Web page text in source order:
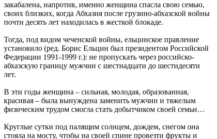
закабалена, напротив, именно женщина спасла свою семью,
своих близких, когда Абхазия после грузино-абхазской войны
почти десять лет находилась в жесткой блокаде.
Тогда, под видом чеченской войны, ельцинское правление
установило (ред. Борис Ельцин был президентом Российской
Федерации 1991-1999 г.): не пропускать через российско-
абхазскую границу мужчин с шестнадцати до шестидесяти
лет.
В эти годы женщина – сильная, молодая, образованная,
красивая – была вынуждена заменить мужчин и тяжелым
физическим трудом смогла стать добытчиком своей семьи…
Круглые сутки под палящим солнцем, дождем, снегом она
стояла на мосту, чтобы на своей спине провезти фрукты и